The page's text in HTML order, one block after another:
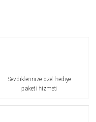
Sevdiklerinize özel hediye
paketi hizmeti